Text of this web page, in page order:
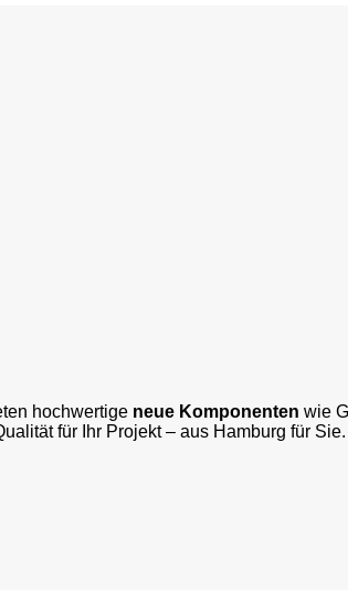
hochwertige neue Komponenten wie
für Ihr Projekt – aus Hamburg für Sie.